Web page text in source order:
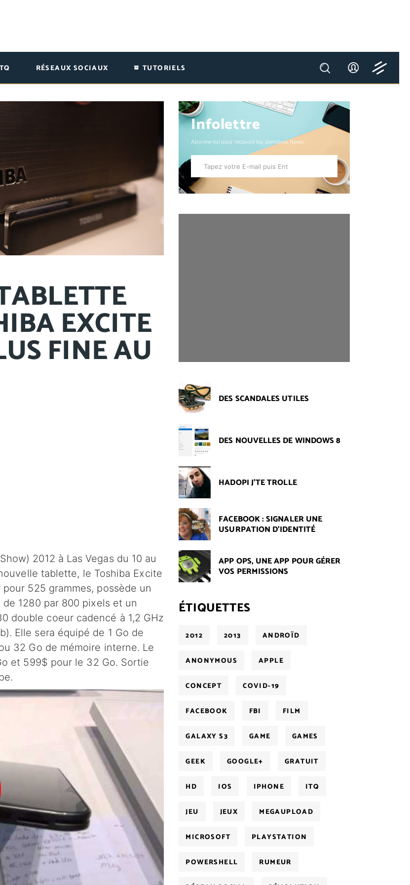
RÉSEAUX SOCIAUX TUTORIELS
EXCITE
FINE AU
2012 à Las Vegas du 10 au
tablette, le Toshiba Excite
pour 525 grammes, possède un
1280 par 800 pixels et un
double coeur cadencé à 1,2 GHz
Elle sera équipé de 1 Go de
32 Go de mémoire interne. Le
et 599$ pour le 32 Go. Sortie
Infolettre
Abonne-toi pour recevoir les dernières News.
DES SCANDALES UTILES
DES NOUVELLES DE WINDOWS 8
HADOPI J'TE TROLLE
FACEBOOK : SIGNALER UNE
USURPATION D'IDENTITÉ
APP OPS, UNE APP POUR GÉRER
VOS PERMISSIONS
ÉTIQUETTES
2012 2013 ANDROÏD
ANONYMOUS APPLE
CONCEPT COVID-19
FACEBOOK FBI FILM
GALAXY S3 GAME GAMES
GEEK GOOGLE+ GRATUIT
HD IOS IPHONE ITQ
JEU JEUX MEGAUPLOAD
MICROSOFT PLAYSTATION
POWERSHELL RUMEUR